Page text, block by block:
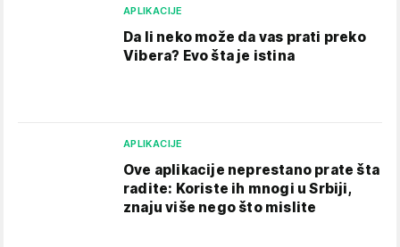
APLIKACIJE
Da li neko može da vas prati preko
Vibera? Evo šta je istina
APLIKACIJE
Ove aplikacije neprestano prate šta
radite: Koriste ih mnogi u Srbiji,
znaju više nego što mislite